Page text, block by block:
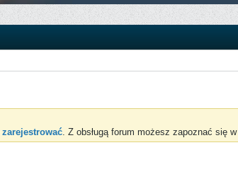
zarejestrować. Z obsługą forum możesz zapoznać się w